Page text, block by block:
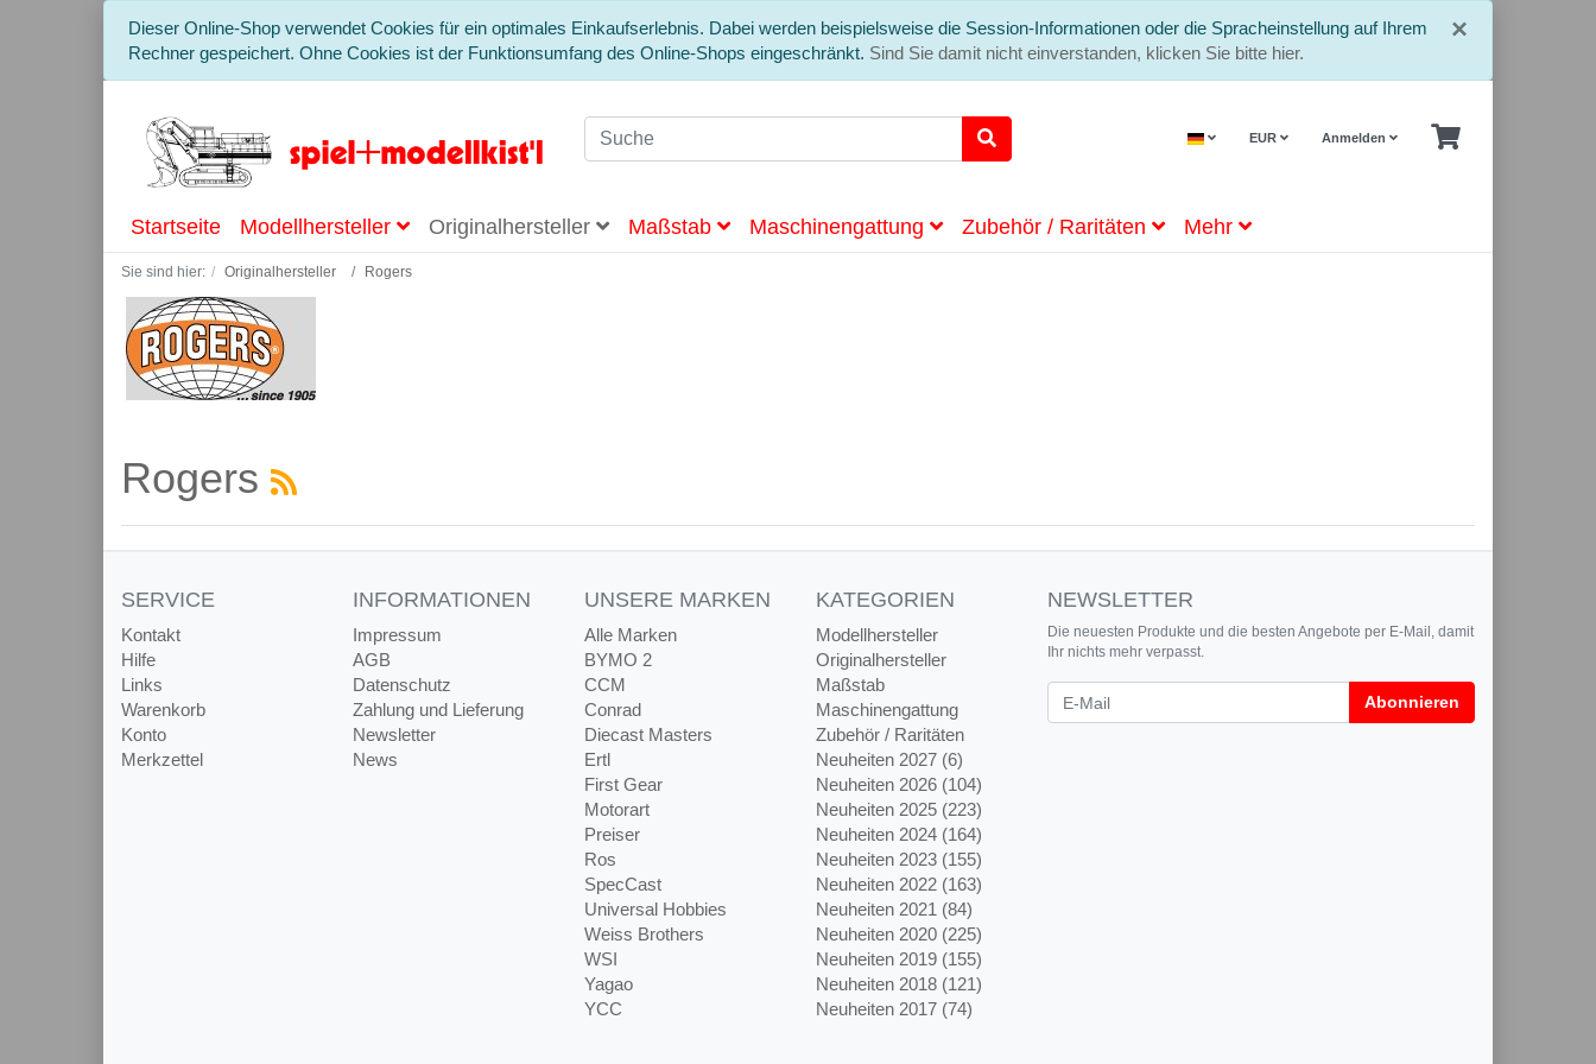
×
Dieser Online-Shop verwendet Cookies für ein optimales Einkaufserlebnis. Dabei werden beispielsweise die Session-Informationen oder die Spracheinstellung auf Ihrem
Rechner gespeichert. Ohne Cookies ist der Funktionsumfang des Online-Shops eingeschränkt. Sind Sie damit nicht einverstanden, klicken Sie bitte hier.
EUR Anmelden
Startseite Modellhersteller Originalhersteller Maßstab Maschinengattung Zubehör / Raritäten Mehr
Sie sind hier: Originalhersteller Rogers
Rogers
SERVICE
Kontakt
Hilfe
Links
Warenkorb
Konto
Merkzettel
INFORMATIONEN
Impressum
AGB
Datenschutz
Zahlung und Lieferung
Newsletter
News
UNSERE MARKEN
Alle Marken
BYMO 2
CCM
Conrad
Diecast Masters
Ertl
First Gear
Motorart
Preiser
Ros
SpecCast
Universal Hobbies
Weiss Brothers
WSI
Yagao
YCC
KATEGORIEN
Modellhersteller
Originalhersteller
Maßstab
Maschinengattung
Zubehör / Raritäten
Neuheiten 2027 (6)
Neuheiten 2026 (104)
Neuheiten 2025 (223)
Neuheiten 2024 (164)
Neuheiten 2023 (155)
Neuheiten 2022 (163)
Neuheiten 2021 (84)
Neuheiten 2020 (225)
Neuheiten 2019 (155)
Neuheiten 2018 (121)
Neuheiten 2017 (74)
NEWSLETTER
Die neuesten Produkte und die besten Angebote per E-Mail, damit
Ihr nichts mehr verpasst.
Newsletter Abonnieren